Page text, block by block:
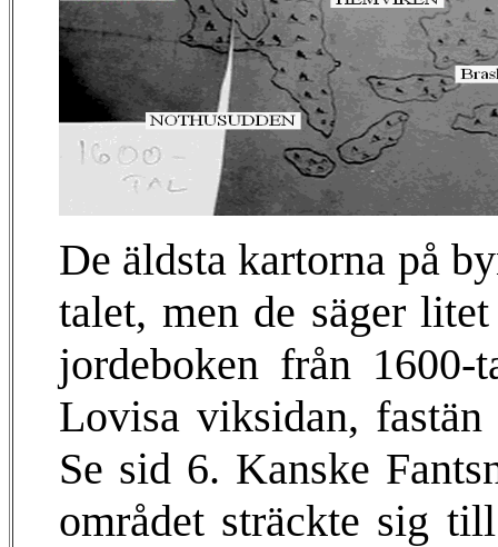
De äldsta kartorna på
talet, men de säger
jordeboken från 1600-
Lovisa viksidan,
Se sid 6. Kanske
området sträckte sig